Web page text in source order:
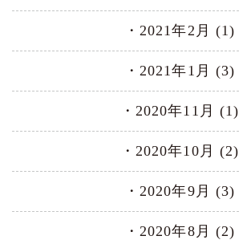
2021年2月 (1)
2021年1月 (3)
2020年11月 (1)
2020年10月 (2)
2020年9月 (3)
2020年8月 (2)